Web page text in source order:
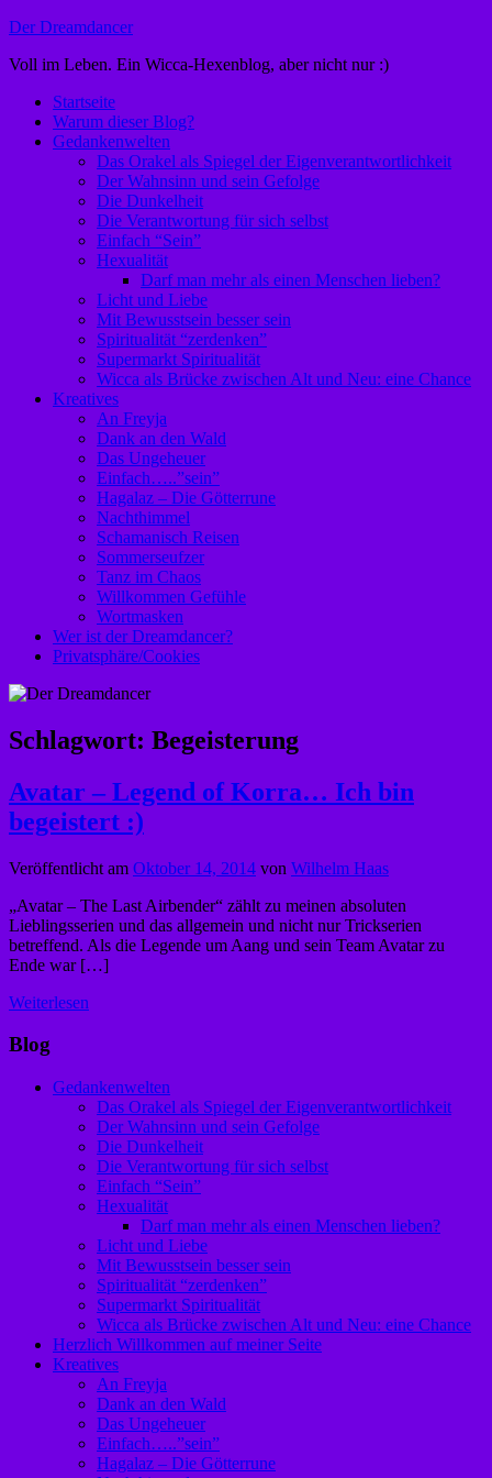
Zum
springen
Der Dreamdancer
Voll im Leben. Ein Wicca-Hexenblog, aber nicht nur :)
Startseite
Warum dieser Blog?
Gedankenwelten
Das Orakel als Spiegel der Eigenverantwortlichkeit
Der Wahnsinn und sein Gefolge
Die Dunkelheit
Die Verantwortung für sich selbst
Einfach “Sein”
Hexualität
Darf man mehr als einen Menschen lieben?
Licht und Liebe
Mit Bewusstsein besser sein
Spiritualität “zerdenken”
Supermarkt Spiritualität
Wicca als Brücke zwischen Alt und Neu: eine Chance
Kreatives
An Freyja
Dank an den Wald
Das Ungeheuer
Einfach…..”sein”
Hagalaz – Die Götterrune
Nachthimmel
Schamanisch Reisen
Sommerseufzer
Tanz im Chaos
Willkommen Gefühle
Wortmasken
Wer ist der Dreamdancer?
Privatsphäre/Cookies
Schlagwort: Begeisterung
Avatar – Legend of Korra… Ich bin
begeistert :)
Veröffentlicht am Oktober 14, 2014 von Wilhelm Haas
„Avatar – The Last Airbender“ zählt zu meinen absoluten
Lieblingsserien und das allgemein und nicht nur Trickserien
betreffend. Als die Legende um Aang und sein Team Avatar zu
Ende war […]
Weiterlesen
Blog
Gedankenwelten
Das Orakel als Spiegel der Eigenverantwortlichkeit
Der Wahnsinn und sein Gefolge
Die Dunkelheit
Die Verantwortung für sich selbst
Einfach “Sein”
Hexualität
Darf man mehr als einen Menschen lieben?
Licht und Liebe
Mit Bewusstsein besser sein
Spiritualität “zerdenken”
Supermarkt Spiritualität
Wicca als Brücke zwischen Alt und Neu: eine Chance
Herzlich Willkommen auf meiner Seite
Kreatives
An Freyja
Dank an den Wald
Das Ungeheuer
Einfach…..”sein”
Hagalaz – Die Götterrune